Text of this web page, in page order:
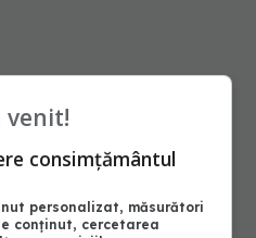
venit!
consimțământul
personalizat, măsurători
conținut, cercetarea